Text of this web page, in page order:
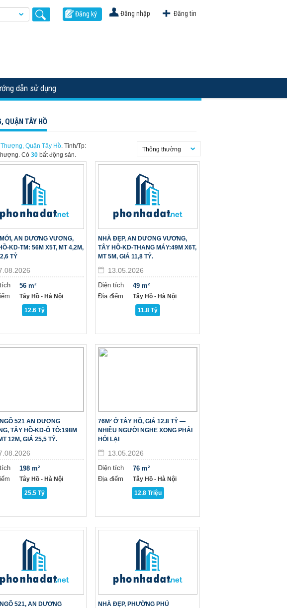
Đăng tin
Đăng nhập
Đăng ký
dẫn sử dụng
QUẬN TÂY HỒ
Quận Tây Hồ. Tỉnh/Tp:
Có 30 bất động sản.
Thông thường
AN DƯƠNG VƯƠNG,
KD-TM: 56M X5T, MT 4,2M,
TỶ
56 m²
Tây Hồ - Hà Nội
12.6 Tỷ
NHÀ ĐẸP, AN DƯƠNG VƯƠNG,
TÂY HỒ-KD-THANG MÁY:49M X6T,
MT 5M, GIÁ 11,8 TỶ.
13.05.2026
Diện tích
Địa điểm
49 m²
Tây Hồ - Hà Nội
11.8 Tỷ
521 AN DƯƠNG
TÂY HỒ-KD-Ô TÔ:198M
12M, GIÁ 25,5 TỶ.
198 m²
Tây Hồ - Hà Nội
25.5 Tỷ
76M² Ở TÂY HỒ, GIÁ 12.8 TỶ —
NHIỀU NGƯỜI NGHE XONG PHẢI
HỎI LẠI
13.05.2026
Diện tích
Địa điểm
76 m²
Tây Hồ - Hà Nội
12.8 Triệu
521, AN DƯƠNG
NHÀ ĐẸP, PHƯỜNG PHÚ